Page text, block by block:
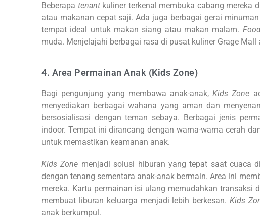
Beberapa tenantkuliner terkenal membuka cabang mereka
atau makanan cepat saji. Ada juga berbagai gerai
tempat ideal untuk makan siang atau makan malam.
muda. Menjelajahi berbagai rasa di pusat kuliner Grage
4. Area Permainan Anak (Kids Zone)
Bagi pengunjung yang membawa anak-anak,Kids Zone
menyediakan berbagai wahana yang aman dan
bersosialisasi dengan teman sebaya. Berbagai jenis
indoor. Tempat ini dirancang dengan warna-warna cerah
untuk memastikan keamanan anak.
Kids Zone menjadi solusi hiburan yang tepat saat cuaca
dengan tenang sementara anak-anak bermain. Area ini
mereka. Kartu permainan isi ulang memudahkan
membuat liburan keluarga menjadi lebih berkesan.Kids
anak berkumpul.